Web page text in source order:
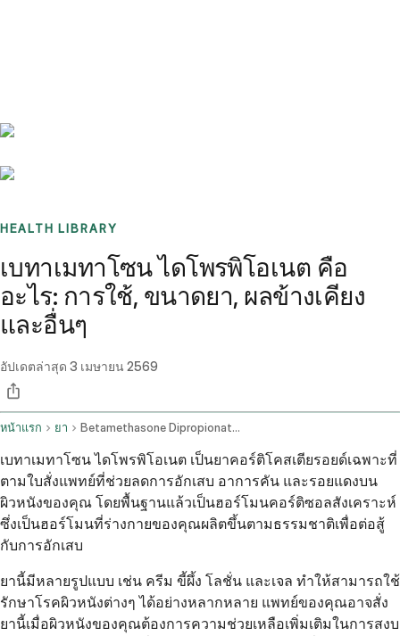
HEALTH LIBRARY
เบทาเมทาโซน ไดโพรพิโอเนต คือ
อะไร: การใช้, ขนาดยา, ผลข้างเคียง
และอื่นๆ
อัปเดตล่าสุด 3 เมษายน 2569
หน้าแรก ยา Betamethasone Dipropionate Topical Application Route
เบทาเมทาโซน ไดโพรพิโอเนต เป็นยาคอร์ติโคสเตียรอยด์เฉพาะที่
ตามใบสั่งแพทย์ที่ช่วยลดการอักเสบ อาการคัน และรอยแดงบน
ผิวหนังของคุณ โดยพื้นฐานแล้วเป็นฮอร์โมนคอร์ติซอลสังเคราะห์
ซึ่งเป็นฮอร์โมนที่ร่างกายของคุณผลิตขึ้นตามธรรมชาติเพื่อต่อสู้
กับการอักเสบ
ยานี้มีหลายรูปแบบ เช่น ครีม ขี้ผึ้ง โลชั่น และเจล ทำให้สามารถใช้
รักษาโรคผิวหนังต่างๆ ได้อย่างหลากหลาย แพทย์ของคุณอาจสั่ง
ยานี้เมื่อผิวหนังของคุณต้องการความช่วยเหลือเพิ่มเติมในการสงบ